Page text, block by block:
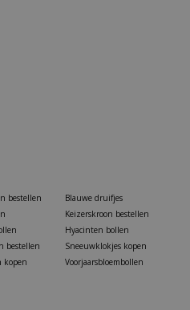
bestellen
bestellen
kopen
Blauwe druifjes
Keizerskroon bestellen
Hyacinten bollen
Sneeuwklokjes kopen
Voorjaarsbloembollen